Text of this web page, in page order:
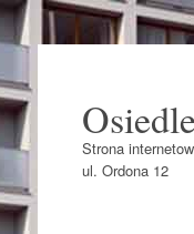
Strona
ul. Ordona 12